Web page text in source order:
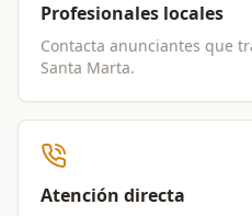
Profesionales locales
Contacta anunciantes que
Santa Marta.
Atención directa